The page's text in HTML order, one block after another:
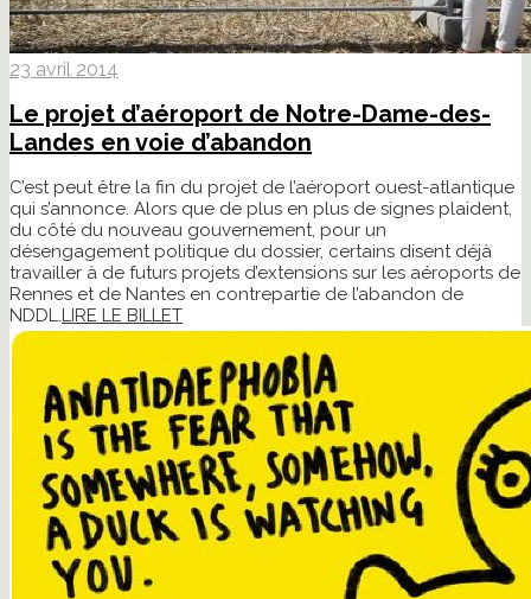
23 avril 2014
Le projet d’aéroport de Notre-Dame-des-
Landes en voie d’abandon
C’est peut être la fin du projet de l’aéroport ouest-atlantique
qui s’annonce. Alors que de plus en plus de signes plaident,
du côté du nouveau gouvernement, pour un
désengagement politique du dossier, certains disent déjà
travailler à de futurs projets d’extensions sur les aéroports de
Rennes et de Nantes en contrepartie de l’abandon de
NDDL.LIRE LE BILLET